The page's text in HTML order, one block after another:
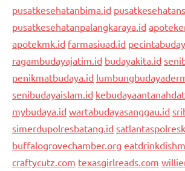
pusatkesehatanbima.id
pusatkesehatanpalangkaraya.id
apotekmk.id farmasiuad.id
ragambudayajatim.id budayakita.id
penikmatbudaya.id
senibudayaislam.id
mybudaya.id wartabudayasanggau.id
simerdupolresbatang.id
buffalogrovechamber.org
craftycutz.com texasgirlreads.com